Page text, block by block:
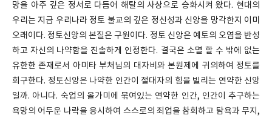
망을 아주 깊은 정서로 다듬어 해탈의 사상으로 승화시켜 왔다. 현대의
우리는 지금 우리나라 정토 불교의 깊은 정신성과 신앙을 망각한지 이미
오래이다. 정토신앙의 본질은 구원이다. 정토 신앙은 예토의 오염을 반성
하고 자신의 나약함을 진솔하게 인정한다. 결국은 소멸 할 수 밖에 없는
유한한 존재로서 아미타 부처님의 대자비와 본원제에 귀의하여 정토를
희구한다. 정토신앙은 나약한 인간이 절대자의 힘을 빌리는 연약한 신앙
일까. 아니다. 숙업의 올가미에 묶여있는 연약한 인간, 인간이 추구하는
욕망의 어두운 나락을 응시하여 스스로의 죄업을 참회하고 탐욕과 무지,